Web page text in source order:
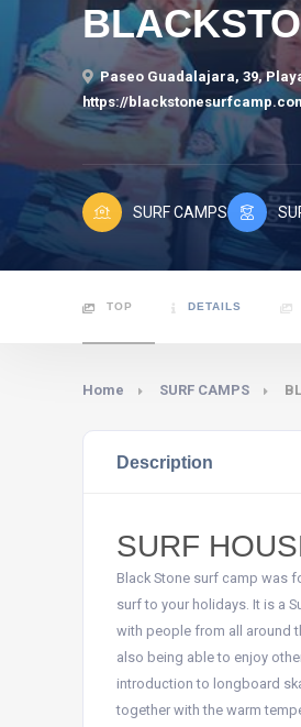
Paseo Guadalajara, 39,
https://
SURF CAMPS
TOP DETAILS
Home SURF CAMPS
Description
SURF
Black Stone surf camp was
surf to your holidays. It is a
with people from all around
also being able to enjoy
introduction to longboard
together with the warm